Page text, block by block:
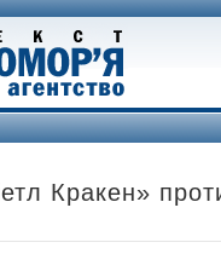
Кракен»